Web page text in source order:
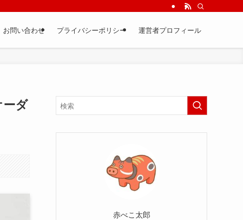
お問い合わせ プライバシーポリシー 運営者プロフィール
ーダ
赤べこ太郎